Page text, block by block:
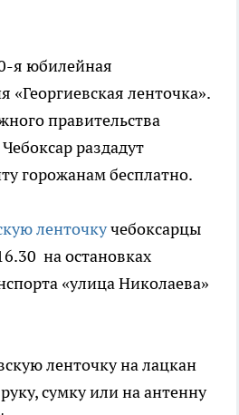
я юбилейная
«Георгиевская ленточка».
правительства
раздадут
горожанам бесплатно.
ленточкучебоксарцы
на остановках
«улица Николаева»
ленточку на лацкан
сумку или на антенну